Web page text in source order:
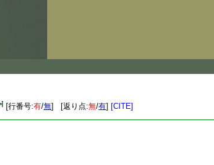
[行番号:有/無] [返り点:無/有] [CITE]